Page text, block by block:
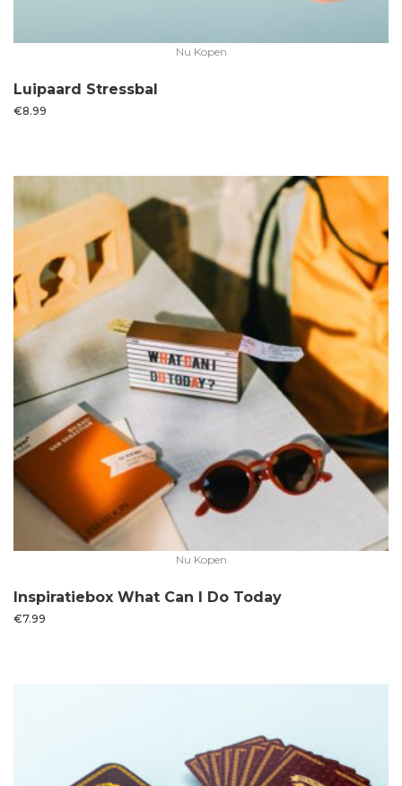
Nu Kopen
Luipaard Stressbal
€8.99
Nu Kopen
Inspiratiebox What Can I Do Today
€7.99